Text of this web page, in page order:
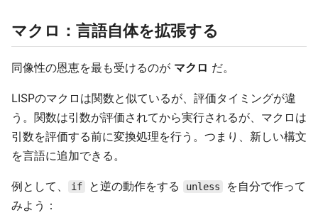
マクロ：言語自体を拡張する
同像性の恩恵を最も受けるのが マクロ だ。
LISPのマクロは関数と似ているが、評価タイミングが違
う。関数は引数が評価されてから実行されるが、マクロは
引数を評価する前に変換処理を行う。つまり、新しい構文
を言語に追加できる。
例として、 if と逆の動作をする unless
を自分で作って
みよう：